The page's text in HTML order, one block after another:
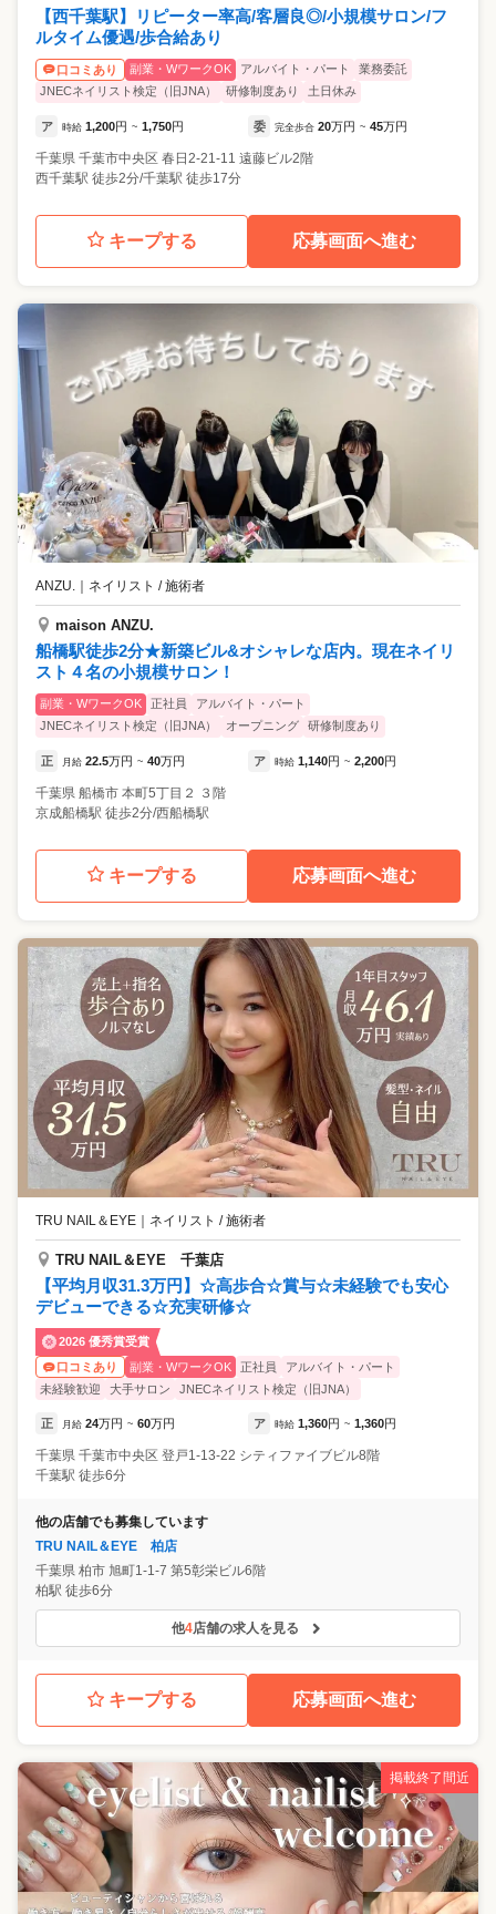
【西千葉駅】リピーター率高/客層良◎/小規模サロン/フ
ルタイム優遇/歩合給あり
口コミあり 副業・WワークOK アルバイト・パート
業務委託
JNECネイリスト検定（旧JNA）
研修制度あり 土日休み
ア 時給 1,200円 ~ 1,750円 委 完全歩合 20万円 ~ 45万円
千葉県 千葉市中央区 春日2-21-11 遠藤ビル2階
西千葉駅 徒歩2分/千葉駅 徒歩17分
キープする 応募画面へ進む
ANZU. ｜ ネイリスト / 施術者
maison ANZU.
船橋駅徒歩2分★新築ビル&オシャレな店内。現在ネイリ
スト４名の小規模サロン！
副業・WワークOK 正社員
アルバイト・パート
JNECネイリスト検定（旧JNA）
オープニング 研修制度あり
正 月給 22.5万円 ~ 40万円 ア 時給 1,140円 ~ 2,200円
千葉県 船橋市 本町5丁目２ ３階
京成船橋駅 徒歩2分/西船橋駅
キープする 応募画面へ進む
TRU NAIL＆EYE ネイリスト / 施術者
TRU NAIL＆EYE 千葉店
【平均月収31.3万円】☆高歩合☆賞与☆未経験でも安心
デビューできる☆充実研修☆
2026 優秀賞受賞
口コミあり
副業・WワークOK 正社員
アルバイト・パート
未経験歓迎
大手サロン JNECネイリスト検定（旧JNA）
正 月給 24万円 ~ 60万円 ア 時給 1,360円 ~ 1,360円
千葉県 千葉市中央区 登戸1-13-22 シティファイブビル8階
千葉駅 徒歩6分
他の店舗でも募集しています
TRU NAIL＆EYE 柏店
千葉県 柏市 旭町1-1-7 第5彰栄ビル6階
柏駅 徒歩6分
他4店舗の求人を見る
キープする 応募画面へ進む
掲載終了間近